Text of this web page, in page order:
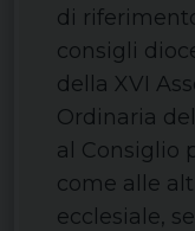
di
consigli
della XVI
Ordinaria
al Consiglio
come alle
ecclesiale,